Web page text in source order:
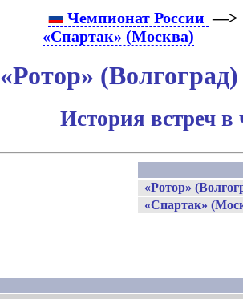
Чемпионат России —>
«Спартак» (Москва)
«Ротор»
История встреч в
«Ротор»
«Спартак»